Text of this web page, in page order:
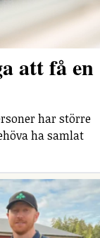
att få en
har större
ha samlat